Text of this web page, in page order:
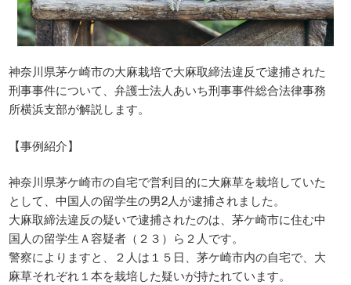
神奈川県茅ケ崎市の大麻栽培で大麻取締法違反で逮捕された
刑事事件について、弁護士法人あいち刑事事件総合法律事務
所横浜支部が解説します。
【事例紹介】
神奈川県茅ケ崎市の自宅で営利目的に大麻草を栽培していた
として、中国人の留学生の男2人が逮捕されました。
大麻取締法違反の疑いで逮捕されたのは、茅ケ崎市に住む中
国人の留学生Ａ容疑者（２３）ら２人です。
警察によりますと、２人は１５日、茅ケ崎市内の自宅で、大
麻草それぞれ１本を栽培した疑いが持たれています。